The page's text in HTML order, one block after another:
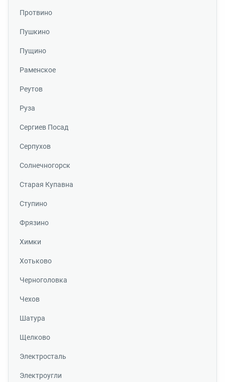
Протвино
Пушкино
Пущино
Раменское
Реутов
Руза
Сергиев Посад
Серпухов
Солнечногорск
Старая Купавна
Ступино
Фрязино
Химки
Хотьково
Черноголовка
Чехов
Шатура
Щелково
Электросталь
Электроугли